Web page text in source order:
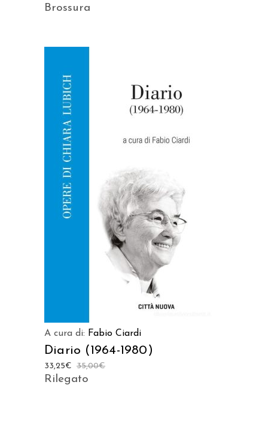
Brossura
AGGIUNGI AL CARRELLO
A cura di: Fabio Ciardi
Diario (1964-1980)
35,00€
33,25€
Rilegato